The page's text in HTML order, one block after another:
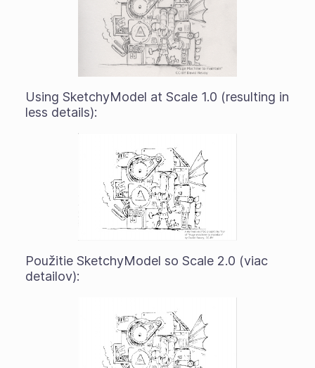
Using SketchyModel at Scale 1.0 (resulting in
less details):
Použitie SketchyModel so Scale 2.0 (viac
detailov):